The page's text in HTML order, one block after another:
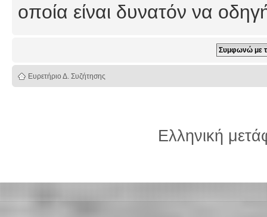
οποία είναι δυνατόν να
Ευρετήριο Δ. Συζήτησης
Ελληνική